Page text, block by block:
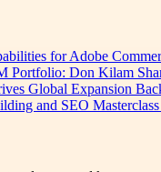
for Adobe
Don Kilam
Global Expansion
and SEO